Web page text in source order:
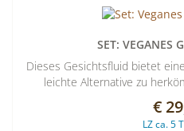
SET: VEGANES
Dieses Gesichtsfluid bietet
leichte Alternative zu
€
LZ ca. 5